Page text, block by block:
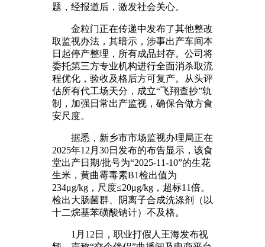
题，经报道后，激发社会关心。
金粒门正在传递中发布了其他整改
取监视办法，其暗示，涉事出产车间本
日起停产整理，所有成品封存。公司将
委托第三方专业机构进行全面消杀取流
程优化，验收及格后方可复产。从头评
估所有代工场天分，成立“飞翔查抄”轨
制，加强日常出产监视，确保合做方食
安尺度。
据悉，新乡市市场监视办理局正在
2025年12月30日发布的布告显示，该食
堂出产日期/批号为“2025-11-10”的生花
生米，黄曲霉毒素B1检出值为
234μg/kg，尺度≤20μg/kg，超标11倍。
检出大肠菌群、阴离子合成洗涤剂（以
十二烷基苯磺酸钠计）不及格。
1月12日，职业打假人王海发布视